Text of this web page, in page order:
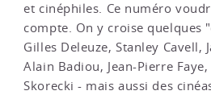
et cinéphiles. Ce numéro
compte. On y croise quelques
Gilles Deleuze, Stanley Cavell,
Alain Badiou, Jean-Pierre
Skorecki - mais aussi des